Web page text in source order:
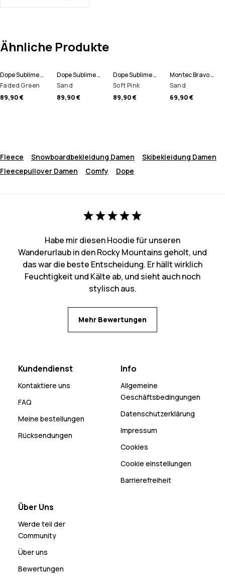
Ähnliche Produkte
Dope Sublime W Fleece Hoodie Damen
Faded Green
89,90 €
Dope Sublime W Fleece Hoodie Damen
Sand
89,90 €
Dope Sublime W Fleece Hoodie Damen
Soft Pink
89,90 €
Montec Bravo W Fleecepullover Damen
Sand
69,90 €
Fleece Snowboardbekleidung Damen
Skibekleidung Damen
Fleecepullover Damen
Comfy Dope
Habe mir diesen Hoodie für unseren
Wanderurlaub in den Rocky Mountains geholt, und
das war die beste Entscheidung. Er hällt wirklich
Feuchtigkeit und Kälte ab, und sieht auch noch
stylisch aus.
Mehr Bewertungen
Kundendienst
Kontaktiere uns
FAQ
Meine bestellungen
Rücksendungen
Info
Allgemeine
Geschäftsbedingungen
Datenschutzerklärung
Impressum
Cookies
Cookie einstellungen
Barrierefreiheit
Über Uns
Werde teil der
Community
Über uns
Bewertungen